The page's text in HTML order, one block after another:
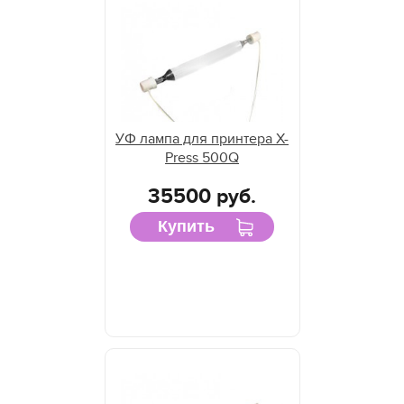
УФ лампа для принтера X-
Press 500Q
35500 руб.
Купить
УФ лампа для принтера VZero 140A
УФ лампа для принтера VZero 140D
УФ лампа для принтера Vzero 140H
УФ лампа для принтера VZero 170D
УФ лампа для принтера VZero 171D